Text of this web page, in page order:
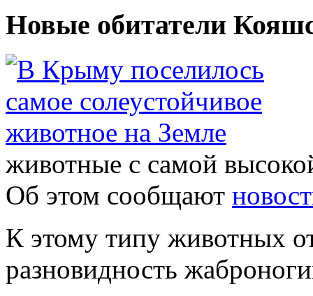
Новые обитатели
животные с самой
Об этом сообщают
К этому типу животных
разновидность